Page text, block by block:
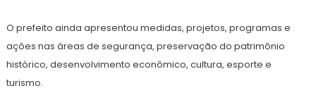
O prefeito ainda apresentou medidas, projetos, programas e
ações nas áreas de segurança, preservação do patrimônio
histórico, desenvolvimento econômico, cultura, esporte e
turismo.